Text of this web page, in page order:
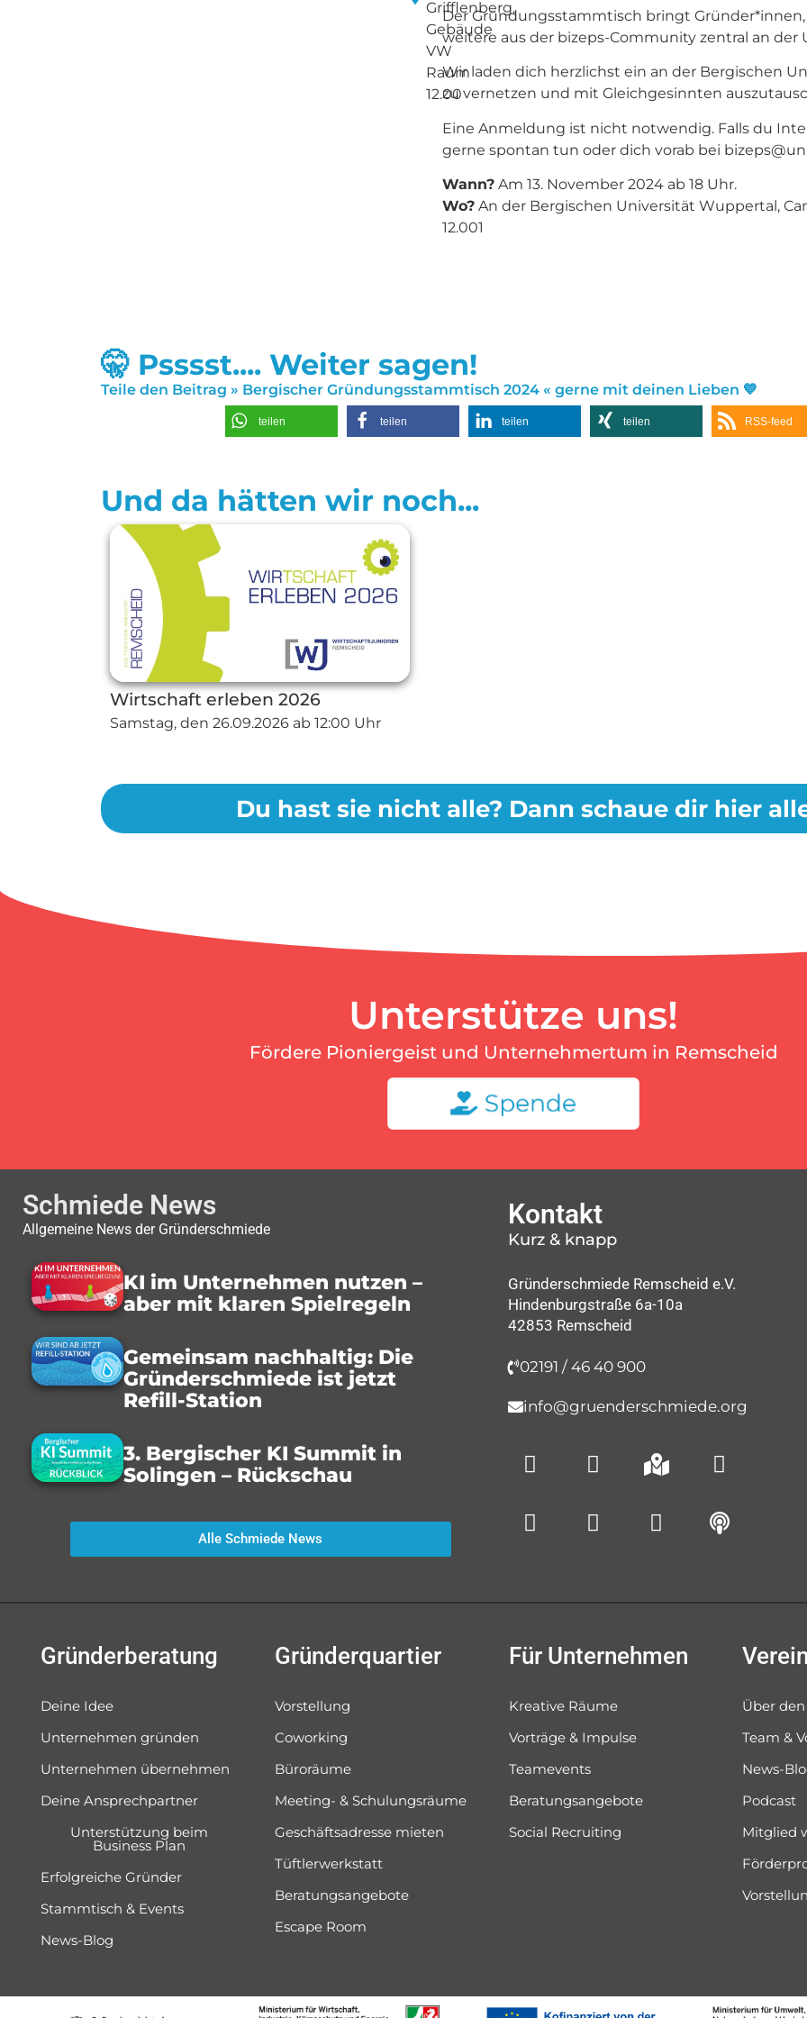
Grifflenberg,
Gebäude
VW
Raum
12.00
Der Gründungsstammtisch bringt
weitere aus der bizeps-Community zentral an der
Wir laden dich herzlichst ein an der Bergischen
zu vernetzen und mit Gleichgesinnten
Eine Anmeldung ist nicht notwendig. Falls du
gerne spontan tun oder dich vorab bei
Wann? Am 13. November 2024 ab 18 Uhr.
Wo? An der Bergischen Universität Wuppertal,
12.001
🤫 Psssst.... Weiter sagen!
Teile den Beitrag » Bergischer Gründungsstammtisch 2024 « gerne mit deinen Lieben 💙
teilen teilen teilen teilen RSS-feed
Und da hätten wir noch...
Wirtschaft erleben 2026
Samstag, den 26.09.2026 ab 12:00 Uhr
Du hast sie nicht alle? Dann schaue dir hier
Unterstütze uns!
Fördere Pioniergeist und Unternehmertum in Remscheid
Schmiede News
Allgemeine News der Gründerschmiede
KI im Unternehmen nutzen –
aber mit klaren Spielregeln
Gemeinsam nachhaltig: Die
Gründerschmiede ist jetzt
Refill-Station
3. Bergischer KI Summit in
Solingen – Rückschau
Alle Schmiede News
Kontakt
Kurz & knapp
Gründerschmiede Remscheid e.V.
Hindenburgstraße 6a-10a
42853 Remscheid
02191 / 46 40 900
info@gruenderschmiede.org
Gründerberatung
Deine Idee
Unternehmen gründen
Unternehmen übernehmen
Deine Ansprechpartner
Unterstützung beim
Business Plan
Erfolgreiche Gründer
Stammtisch & Events
News-Blog
Gründerquartier
Vorstellung
Coworking
Büroräume
Meeting- & Schulungsräume
Geschäftsadresse mieten
Tüftlerwerkstatt
Beratungsangebote
Escape Room
Für Unternehmen
Kreative Räume
Vorträge & Impulse
Teamevents
Beratungsangebote
Social Recruiting
Verein
Über
Team &
News-
Podcast
Mitglied